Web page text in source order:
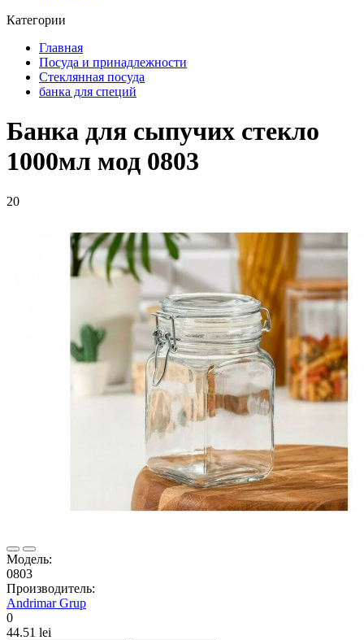
Категории
Главная
Посуда и принадлежности
Стеклянная посуда
банка для специй
Банка для сыпучих стекло
1000мл мод 0803
20
Модель:
0803
Производитель:
Andrimar Grup
0
44.51 lei